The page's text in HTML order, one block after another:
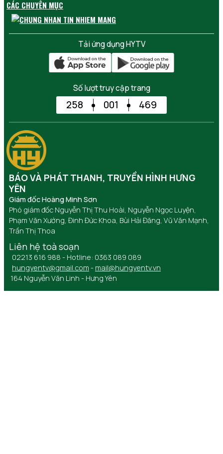
CÁC CHUYÊN MỤC
Tải ứng dụng HYTV
Số lượt truy cập trang
258 001 469
BÁO VÀ PHÁT THANH, TRUYỀN HÌNH HƯNG
YÊN
Giám đốc Hoàng Minh Sơn
Phó giám đốc Nguyễn Thị Thu Hoài, Nguyễn Ngọc Luyện,
Phạm Văn Xướng, Đinh Đức Khoa, Bùi Hải Đăng, Vũ Văn Mạnh,
Trần Thị Thoa
Liên hệ toà soạn
02213 616 988 - Hotline: 0363 089 089
hungyentv@gmail.com - mail@hungyentv.vn
164 Nguyễn Văn Linh - Hưng Yên